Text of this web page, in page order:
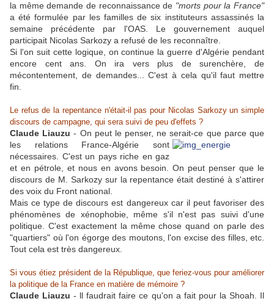
la même demande de reconnaissance de "morts pour la France"
a été formulée par les familles de six instituteurs assassinés la
semaine précédente par l'OAS. Le gouvernement auquel
participait Nicolas Sarkozy a refusé de les reconnaître.
Si l'on suit cette logique, on continue la guerre d'Algérie pendant
encore cent ans. On ira vers plus de surenchère, de
mécontentement, de demandes... C'est à cela qu'il faut mettre
fin.
Le refus de la repentance n'était-il pas pour Nicolas Sarkozy un simple
discours de campagne, qui sera suivi de peu d'effets ?
Claude Liauzu - On peut le penser, ne serait-ce que parce que
les relations France-Algérie sont
nécessaires. C'est un pays riche en gaz
et en pétrole, et nous en avons besoin. On peut penser que le
discours de M. Sarkozy sur la repentance était destiné à s'attirer
des voix du Front national.
Mais ce type de discours est dangereux car il peut favoriser des
phénomènes de xénophobie, même s'il n'est pas suivi d'une
politique. C'est exactement la même chose quand on parle des
"quartiers" où l'on égorge des moutons, l'on excise des filles, etc.
Tout cela est très dangereux.
Si vous étiez président de la République, que feriez-vous pour améliorer
la politique de la France en matière de mémoire ?
Claude Liauzu - ll faudrait faire ce qu'on a fait pour la Shoah. Il